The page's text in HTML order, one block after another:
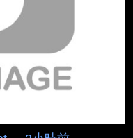
大家覺得 噢，邦邦
而這個人現在戲份快
有像去年第七集一樣
，不如說夢限大目前
件